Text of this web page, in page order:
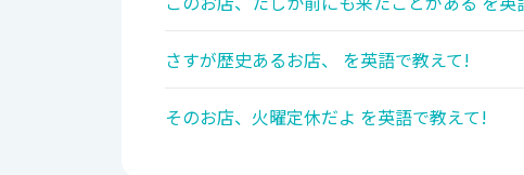
さすが歴史あるお店、 を英語で教えて!
そのお店、火曜定休だよ を英語で教えて!